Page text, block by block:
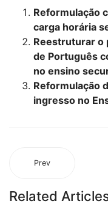
Reformulação
carga horária
Reestruturar o
de Português
no ensino
Reformulação
ingresso no
Prev
Related